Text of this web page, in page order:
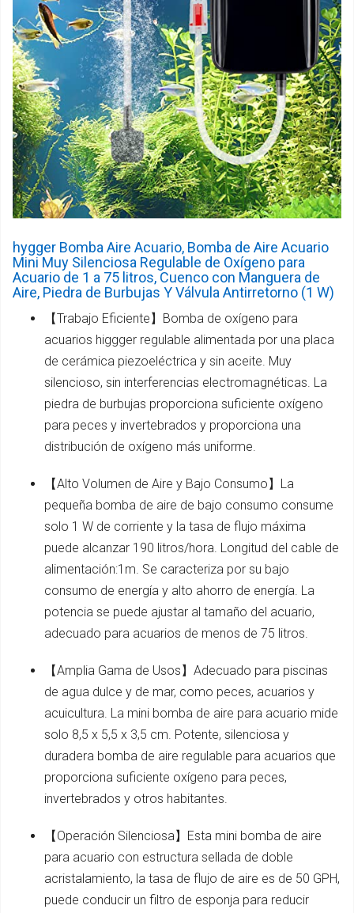
hygger Bomba Aire Acuario, Bomba de Aire Acuario
Mini Muy Silenciosa Regulable de Oxígeno para
Acuario de 1 a 75 litros, Cuenco con Manguera de
Aire, Piedra de Burbujas Y Válvula Antirretorno (1 W)
【Trabajo Eficiente】Bomba de oxígeno para
acuarios higgger regulable alimentada por una placa
de cerámica piezoeléctrica y sin aceite. Muy
silencioso, sin interferencias electromagnéticas. La
piedra de burbujas proporciona suficiente oxígeno
para peces y invertebrados y proporciona una
distribución de oxígeno más uniforme.
【Alto Volumen de Aire y Bajo Consumo】La
pequeña bomba de aire de bajo consumo consume
solo 1 W de corriente y la tasa de flujo máxima
puede alcanzar 190 litros/hora. Longitud del cable de
alimentación:1m. Se caracteriza por su bajo
consumo de energía y alto ahorro de energía. La
potencia se puede ajustar al tamaño del acuario,
adecuado para acuarios de menos de 75 litros.
【Amplia Gama de Usos】Adecuado para piscinas
de agua dulce y de mar, como peces, acuarios y
acuicultura. La mini bomba de aire para acuario mide
solo 8,5 x 5,5 x 3,5 cm. Potente, silenciosa y
duradera bomba de aire regulable para acuarios que
proporciona suficiente oxígeno para peces,
invertebrados y otros habitantes.
【Operación Silenciosa】Esta mini bomba de aire
para acuario con estructura sellada de doble
acristalamiento, la tasa de flujo de aire es de 50 GPH,
puede conducir un filtro de esponja para reducir